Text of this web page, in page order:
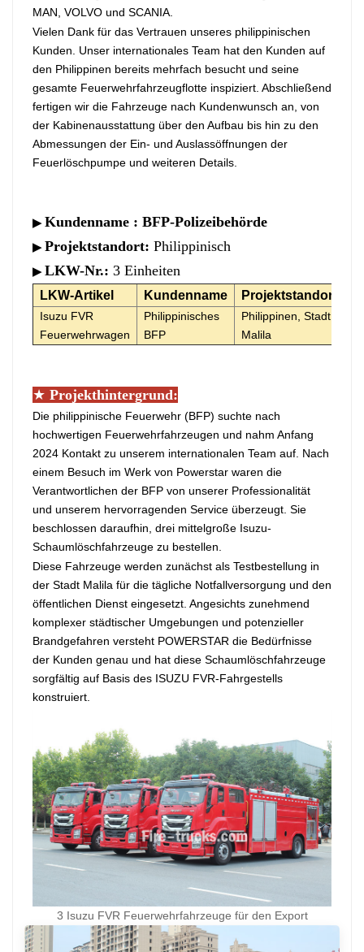
MAN, VOLVO und SCANIA.
Vielen Dank für das Vertrauen unseres philippinischen
Kunden. Unser internationales Team hat den Kunden auf
den Philippinen bereits mehrfach besucht und seine
gesamte Feuerwehrfahrzeugflotte inspiziert. Abschließend
fertigen wir die Fahrzeuge nach Kundenwunsch an, von
der Kabinenausstattung über den Aufbau bis hin zu den
Abmessungen der Ein- und Auslassöffnungen der
Feuerlöschpumpe und weiteren Details.
▶ Kundenname : BFP-Polizeibehörde
▶ Projektstandort: Philippinisch
▶ LKW-Nr.: 3 Einheiten
LKW-Artikel Kundenname Projektstandort
Isuzu FVR
Feuerwehrwagen
Philippinisches
BFP
Philippinen, Stadt
Malila
★ Projekthintergrund:
Die philippinische Feuerwehr (BFP) suchte nach
hochwertigen Feuerwehrfahrzeugen und nahm Anfang
2024 Kontakt zu unserem internationalen Team auf. Nach
einem Besuch im Werk von Powerstar waren die
Verantwortlichen der BFP von unserer Professionalität
und unserem hervorragenden Service überzeugt. Sie
beschlossen daraufhin, drei mittelgroße Isuzu-
Schaumlöschfahrzeuge zu bestellen.
Diese Fahrzeuge werden zunächst als Testbestellung in
der Stadt Malila für die tägliche Notfallversorgung und den
öffentlichen Dienst eingesetzt. Angesichts zunehmend
komplexer städtischer Umgebungen und potenzieller
Brandgefahren versteht POWERSTAR die Bedürfnisse
der Kunden genau und hat diese Schaumlöschfahrzeuge
sorgfältig auf Basis des ISUZU FVR-Fahrgestells
konstruiert.
3 Isuzu FVR Feuerwehrfahrzeuge für den Export